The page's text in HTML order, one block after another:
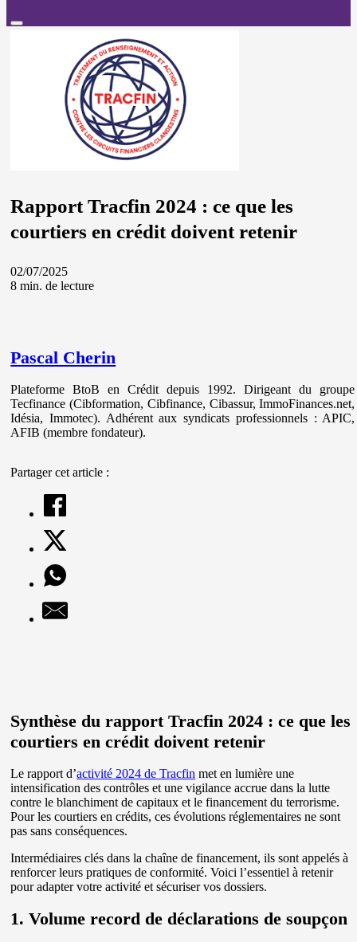
Rapport Tracfin 2024 : ce que les
courtiers en crédit doivent retenir
02/07/2025
8 min. de lecture
Pascal Cherin
Plateforme BtoB en Crédit depuis 1992. Dirigeant du groupe
Tecfinance (Cibformation, Cibfinance, Cibassur, ImmoFinances.net,
Idésia, Immotec). Adhérent aux syndicats professionnels : APIC,
AFIB (membre fondateur).
Partager cet article :
Synthèse du rapport Tracfin 2024 : ce que les
courtiers en crédit doivent retenir
Le rapport d’activité 2024 de Tracfin met en lumière une
intensification des contrôles et une vigilance accrue dans la lutte
contre le blanchiment de capitaux et le financement du terrorisme.
Pour les courtiers en crédits, ces évolutions réglementaires ne sont
pas sans conséquences.
Intermédiaires clés dans la chaîne de financement, ils sont appelés à
renforcer leurs pratiques de conformité. Voici l’essentiel à retenir
pour adapter votre activité et sécuriser vos dossiers.
1. Volume record de déclarations de soupçon